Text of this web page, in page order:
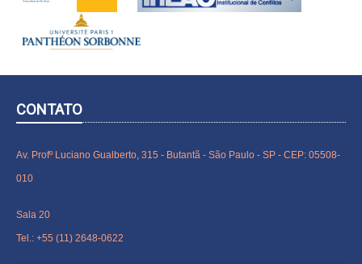
CONTATO
Av. Profº Luciano Gualberto, 315 - Butantã - São Paulo - SP - CEP: 05508-
010
Sala 20
Tel.: +55 (11) 2648-0622